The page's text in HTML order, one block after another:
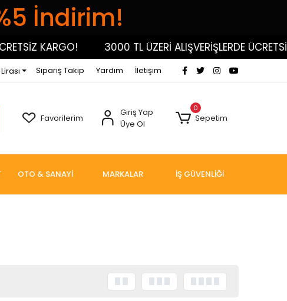
İndirim!
KARGO! 3000 TL ÜZERİ ALIŞVERİŞLERDE
Sipariş Takip Yardım İletişim
Favorilerim
Giriş Yap
Üye Ol
0
Sepetim
OTO & SANAYİ MARKALAR İŞ GÜVENLİĞİ